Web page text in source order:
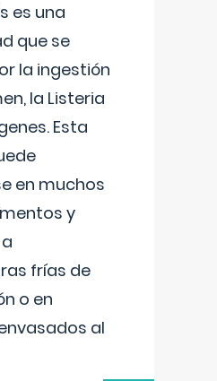
es una
que se
la ingestión
la Listeria
Esta
en muchos
y
frías de
o en
al